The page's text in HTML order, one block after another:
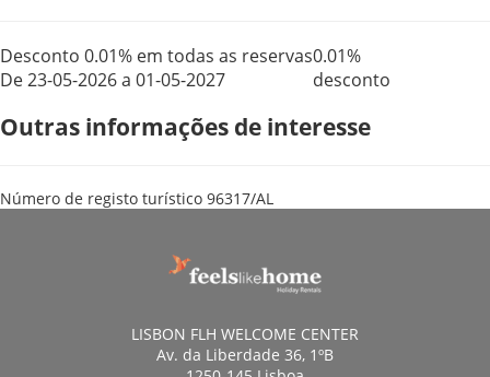
Desconto 0.01% em todas as reservas
De 23-05-2026 a 01-05-2027
0.01%
desconto
Outras informações de interesse
Número de registo turístico 96317/AL
LISBON FLH WELCOME CENTER
Av. da Liberdade 36, 1ºB